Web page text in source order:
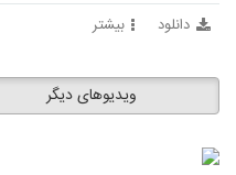
دانلود بیشتر
ویدیوهای دیگر